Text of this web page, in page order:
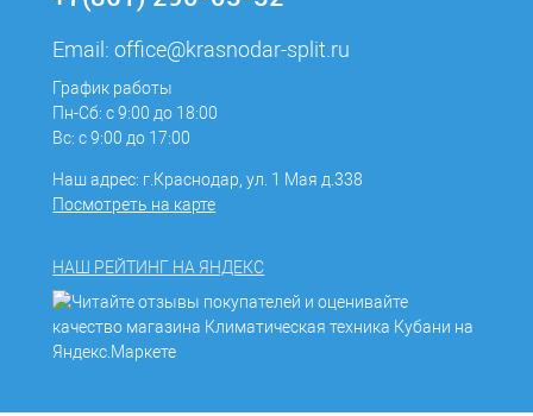
Email:office@krasnodar-split.ru
График работы
Пн-Сб: с 9:00 до 18:00
Вс: с 9:00 до 17:00
Наш адрес: г.Краснодар, ул. 1 Мая д.338
Посмотреть на карте
НАШ РЕЙТИНГ НА ЯНДЕКС